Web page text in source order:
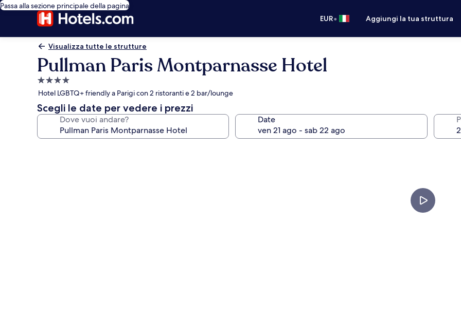
Passa alla sezione principale della pagina
EUR• Aggiungi la tua struttura
Visualizza tutte le strutture
Pullman Paris Montparnasse Hotel
Struttura
a
4.0
stelle
Hotel LGBTQ+ friendly a Parigi con 2 ristoranti e 2 bar/lounge
Scegli le date per vedere i prezzi
Dove vuoi andare? Date